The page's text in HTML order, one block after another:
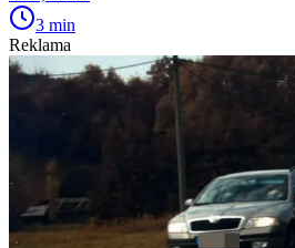
3 min
Reklama